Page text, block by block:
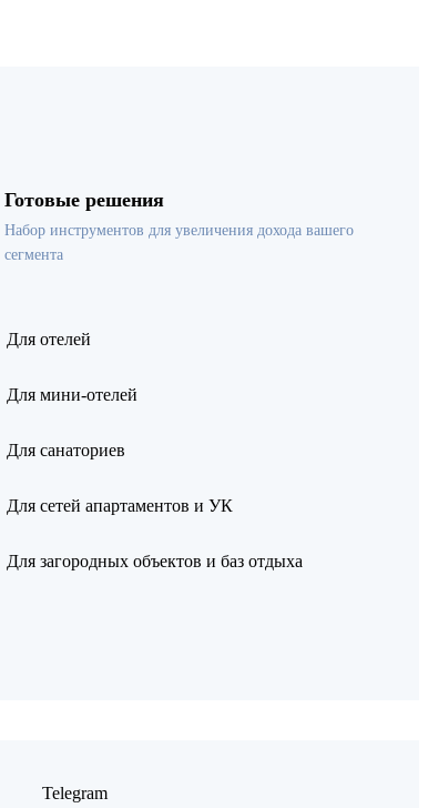
Готовые решения
Набор инструментов для увеличения дохода вашего
сегмента
Для отелей
Для мини-отелей
Для санаториев
Для сетей апартаментов и УК
Для загородных объектов и баз отдыха
Telegram